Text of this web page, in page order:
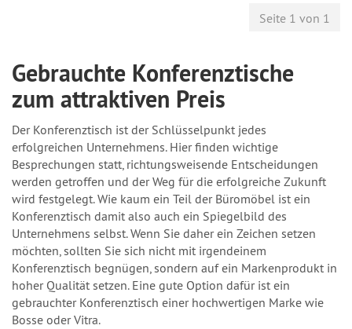
Seite 1 von 1
Gebrauchte Konferenztische
zum attraktiven Preis
Der Konferenztisch ist der Schlüsselpunkt jedes
erfolgreichen Unternehmens. Hier finden wichtige
Besprechungen statt, richtungsweisende Entscheidungen
werden getroffen und der Weg für die erfolgreiche Zukunft
wird festgelegt. Wie kaum ein Teil der Büromöbel ist ein
Konferenztisch damit also auch ein Spiegelbild des
Unternehmens selbst. Wenn Sie daher ein Zeichen setzen
möchten, sollten Sie sich nicht mit irgendeinem
Konferenztisch begnügen, sondern auf ein Markenprodukt in
hoher Qualität setzen. Eine gute Option dafür ist ein
gebrauchter Konferenztisch einer hochwertigen Marke wie
Bosse oder Vitra.